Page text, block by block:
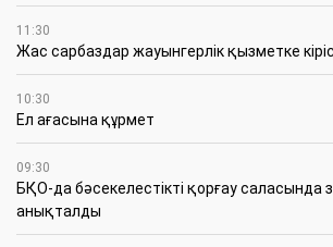
11:30
Жас сарбаздар жауынгерлік қызметке
10:30
Ел ағасына құрмет
09:30
БҚО-да бәсекелестікті қорғау саласында
анықталды